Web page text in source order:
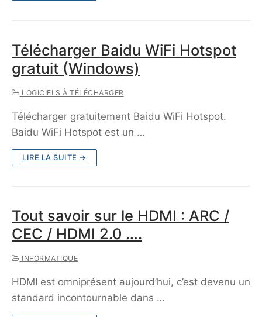
Télécharger Baidu WiFi Hotspot
gratuit (Windows)
LOGICIELS À TÉLÉCHARGER
Télécharger gratuitement Baidu WiFi Hotspot.
Baidu WiFi Hotspot est un …
LIRE LA SUITE →
Tout savoir sur le HDMI : ARC /
CEC / HDMI 2.0 ….
INFORMATIQUE
HDMI est omniprésent aujourd’hui, c’est devenu un
standard incontournable dans …